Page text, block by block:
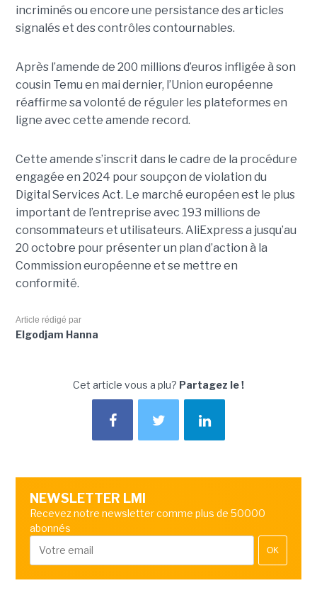
incriminés ou encore une persistance des articles
signalés et des contrôles contournables.
Après l’amende de 200 millions d’euros infligée à son
cousin Temu en mai dernier, l’Union européenne
réaffirme sa volonté de réguler les plateformes en
ligne avec cette amende record.
Cette amende s’inscrit dans le cadre de la procédure
engagée en 2024 pour soupçon de violation du
Digital Services Act. Le marché européen est le plus
important de l’entreprise avec 193 millions de
consommateurs et utilisateurs. AliExpress a jusqu’au
20 octobre pour présenter un plan d’action à la
Commission européenne et se mettre en
conformité.
Article rédigé par
Elgodjam Hanna
Cet article vous a plu? Partagez le !
NEWSLETTER LMI
Recevez notre newsletter comme plus de 50000
abonnés
OK